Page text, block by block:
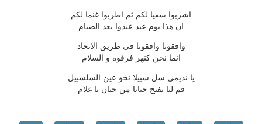
اشربوا سقیا لكم ثم اطربوا غنما لكم
ان هذا یوم عید عیدوا بعد الصیام
وافقونا وافقونا فی طریق الاتحاد
انما نحن كنهر فرقوه و السلام
یا ندیمی سل سبیلا نحو عین السلسبیل
قم لنا نفتح جنانا من جنان یا غلام